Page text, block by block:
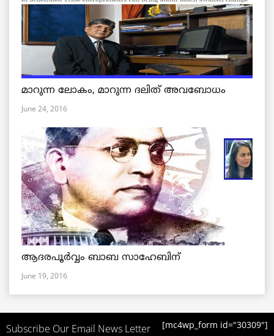
മാറുന്ന ലോകം, മാറുന്ന ദലിത് അവബോധം
June 24, 2016
ആദരപൂര്‍വ്വം ബാബ സാഹേബിന്
June 19, 2016
Subscribe Our Email News Letter [mc4wp_form id="30309"]